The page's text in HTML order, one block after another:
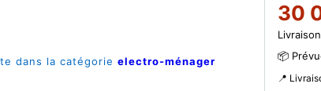
dans la catégorie electro-ménager
30
📦
📍